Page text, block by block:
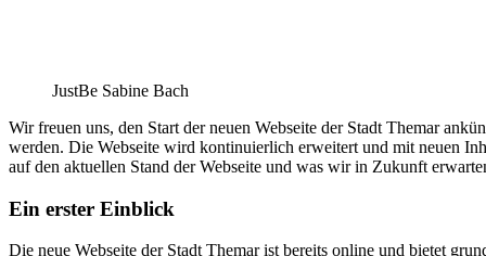
JustBe Sabine Bach
Wir freuen uns, den Start der neuen Webseite der Stadt Themar
werden. Die Webseite wird kontinuierlich erweitert und mit neuen
auf den aktuellen Stand der Webseite und was wir in Zukunft
Ein erster Einblick
Die neue Webseite der Stadt Themar ist bereits online und bietet